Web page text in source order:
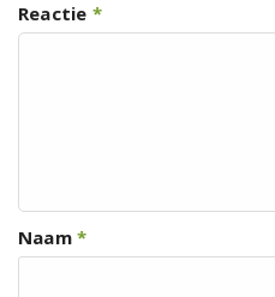
Reactie *
Naam *